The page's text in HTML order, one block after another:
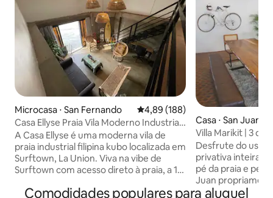
Microcasa ⋅ San Fernando 4,89 de uma avaliação média de
4,89 (188)
Casa Ellyse Praia Vila Moderno Industrial
Loft
A Casa Ellyse é uma moderna vila de
praia industrial filipina kubo localizada em
Surftown, La Union. Viva na vibe de
Surftown com acesso direto à praia, a 1,2
praia de Urbiztondo. Podemos ficar
Casa ⋅ San Juan
Villa Marikit | 3
min para a praia
Desfrute do uso
privativa inteira, a
pé da praia e
Juan propriamente dita. A
ideal para
Comodidades populares para aluguel